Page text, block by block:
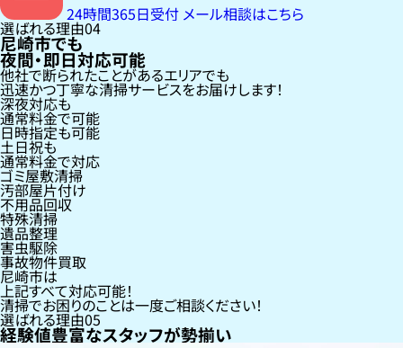
24時間365日受付 メール相談はこちら
選ばれる理由04
尼崎市でも
夜間・即日対応可能
他社で断られたことがあるエリアでも
迅速かつ丁寧な清掃サービスをお届けします！
深夜対応も
通常料金で可能
日時指定も可能
土日祝も
通常料金で対応
ゴミ屋敷清掃
汚部屋片付け
不用品回収
特殊清掃
遺品整理
害虫駆除
事故物件買取
尼崎市は
上記すべて対応可能！
清掃でお困りのことは一度ご相談ください！
選ばれる理由05
経験値豊富なスタッフが勢揃い